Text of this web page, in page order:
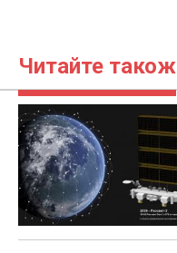
Читайте також